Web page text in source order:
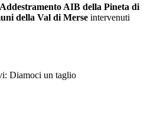
AIB della Pineta di
della Val di Merse intervenuti